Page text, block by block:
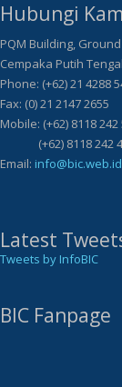
Hubungi
PQM Building,
Cempaka Putih
Phone: (+62) 21 4288
Fax: (0) 21 2147 2655
Mobile: (+62) 8118 242
(+62) 8118 242
Email: info@bic.web.id
Latest
Tweets by InfoBIC
BIC Fanpage